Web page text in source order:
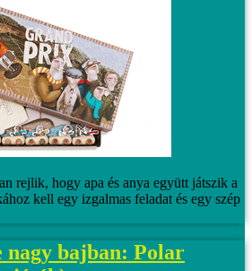
rejlik, hogy apa és anya együtt játszik a
kell egy izgalmas feladat és egy szép
nagy bajban: Polar